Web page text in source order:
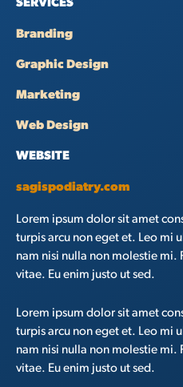
SERVICES
Branding
Graphic Design
Marketing
Web Design
WEBSITE
sagispodiatry.com
Lorem ipsum dolor sit amet
turpis arcu non eget et. Leo mi
nam nisi nulla non molestie mi.
vitae. Eu enim justo ut sed.
Lorem ipsum dolor sit amet
turpis arcu non eget et. Leo mi
nam nisi nulla non molestie mi.
vitae. Eu enim justo ut sed.